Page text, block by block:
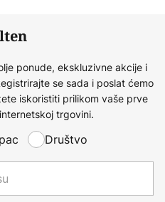
ponude, ekskluzivne akcije i
se sada i poslat ćemo
iskoristiti prilikom vaše prve
trgovini.
Društvo